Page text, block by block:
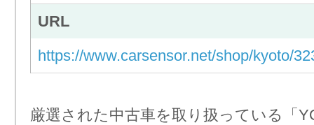
URL
https://www.carsensor.net/shop/kyoto/
厳選された中古車を取り扱っている「